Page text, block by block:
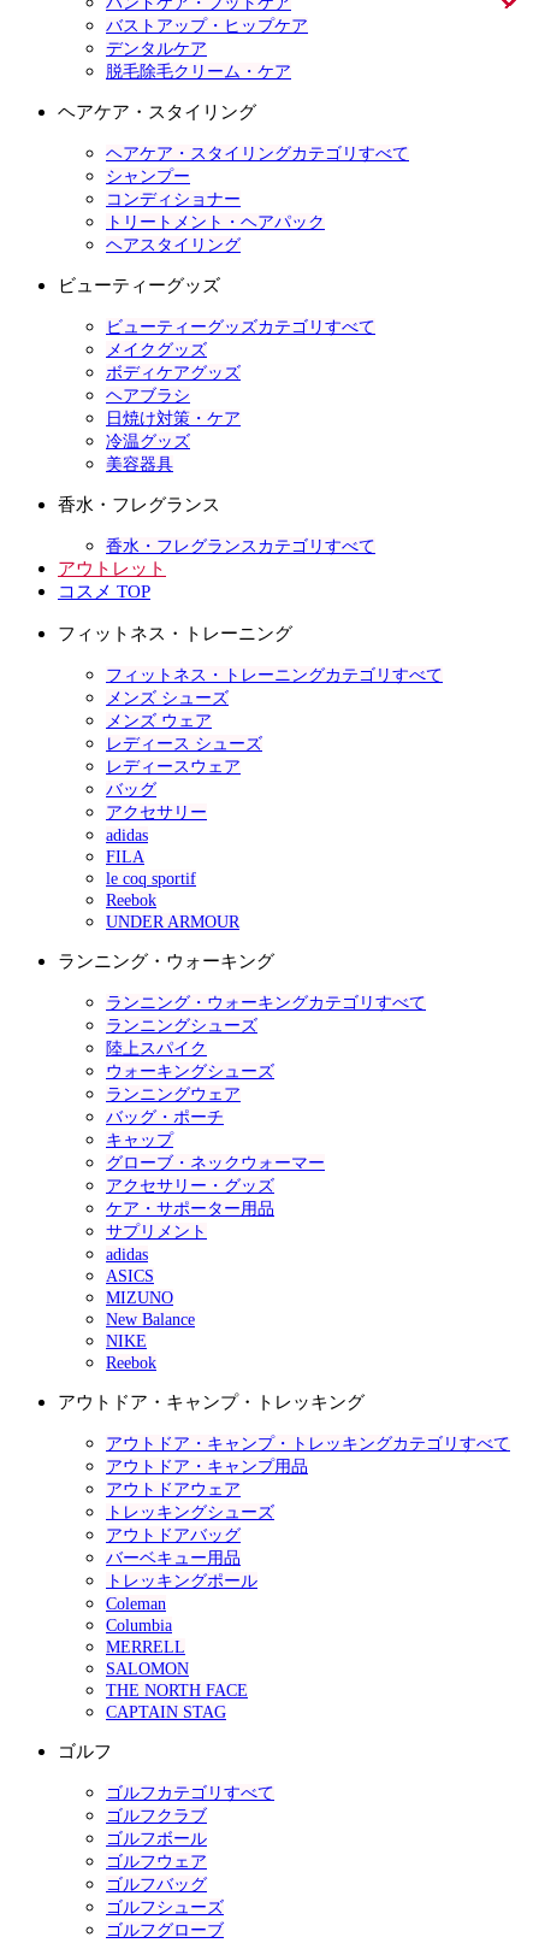
バストアップ・ヒップケア
デンタルケア
脱毛除毛クリーム・ケア
ヘアケア・スタイリング
ヘアケア・スタイリングカテゴリすべて
シャンプー
コンディショナー
トリートメント・ヘアパック
ヘアスタイリング
ビューティーグッズ
ビューティーグッズカテゴリすべて
メイクグッズ
ボディケアグッズ
ヘアブラシ
日焼け対策・ケア
冷温グッズ
美容器具
香水・フレグランス
香水・フレグランスカテゴリすべて
アウトレット
コスメ TOP
フィットネス・トレーニング
フィットネス・トレーニングカテゴリすべて
メンズ シューズ
メンズ ウェア
レディース シューズ
レディースウェア
バッグ
アクセサリー
adidas
FILA
le coq sportif
Reebok
UNDER ARMOUR
ランニング・ウォーキング
ランニング・ウォーキングカテゴリすべて
ランニングシューズ
陸上スパイク
ウォーキングシューズ
ランニングウェア
バッグ・ポーチ
キャップ
グローブ・ネックウォーマー
アクセサリー・グッズ
ケア・サポーター用品
サプリメント
adidas
ASICS
MIZUNO
New Balance
NIKE
Reebok
アウトドア・キャンプ・トレッキング
アウトドア・キャンプ・トレッキングカテゴリすべて
アウトドア・キャンプ用品
アウトドアウェア
トレッキングシューズ
アウトドアバッグ
バーベキュー用品
トレッキングポール
Coleman
Columbia
MERRELL
SALOMON
THE NORTH FACE
CAPTAIN STAG
ゴルフ
ゴルフカテゴリすべて
ゴルフクラブ
ゴルフボール
ゴルフウェア
ゴルフバッグ
ゴルフシューズ
ゴルフグローブ